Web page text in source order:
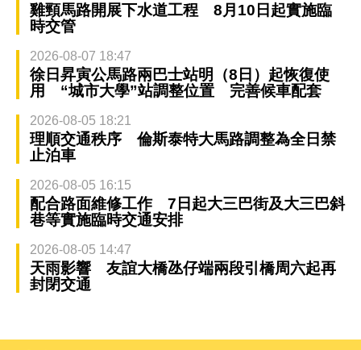
雞頸馬路開展下水道工程 8月10日起實施臨
時交管
2026-08-07 18:47
徐日昇寅公馬路兩巴士站明（8日）起恢復使
用 “城市大學”站調整位置 完善候車配套
2026-08-05 18:21
理順交通秩序 倫斯泰特大馬路調整為全日禁
止泊車
2026-08-05 16:15
配合路面維修工作 7日起大三巴街及大三巴斜
巷等實施臨時交通安排
2026-08-05 14:47
天雨影響 友誼大橋氹仔端兩段引橋周六起再
封閉交通